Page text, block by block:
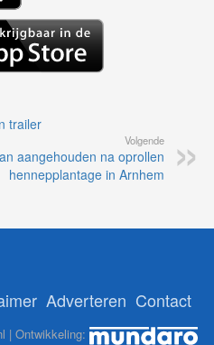
trailer
Volgende
aangehouden na oprollen
hennepplantage in Arnhem
Adverteren Contact
| Ontwikkeling: